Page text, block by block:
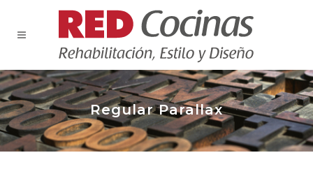
Regular Parallax